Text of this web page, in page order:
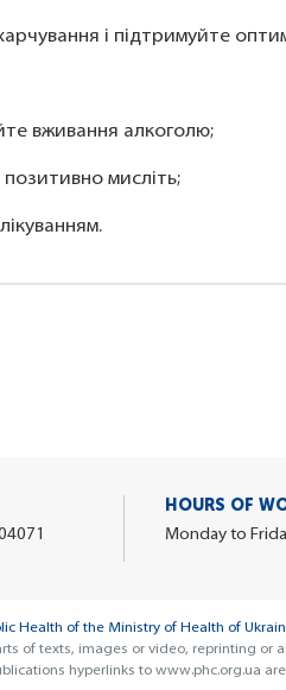
і підтримуйте
вживання алкоголю;
мисліть;
HOURS OF
Monday to
Health of the Ministry of Health of
of texts, images or video, reprinting or
hyperlinks to www.phc.org.ua